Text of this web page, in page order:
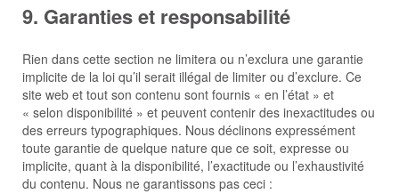
9. Garanties et responsabilité
Rien dans cette section ne limitera ou n’exclura une garantie
implicite de la loi qu’il serait illégal de limiter ou d’exclure. Ce
site web et tout son contenu sont fournis « en l’état » et
« selon disponibilité » et peuvent contenir des inexactitudes ou
des erreurs typographiques. Nous déclinons expressément
toute garantie de quelque nature que ce soit, expresse ou
implicite, quant à la disponibilité, l’exactitude ou l’exhaustivité
du contenu. Nous ne garantissons pas ceci :